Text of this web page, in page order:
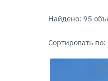
Найдено: 95
Сортировать по: